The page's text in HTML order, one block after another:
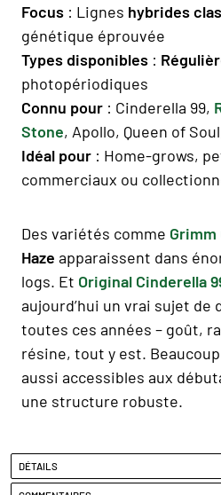
Focus : Lignes hybrides
génétique éprouvée
Types disponibles :
photopériodiques
Connu pour : Cinderella 99,
Stone, Apollo, Queen of
Idéal pour : Home-grows,
commerciaux ou
Des variétés comme Grimm
Haze apparaissent dans
logs. Et Original Cinderella
aujourd’hui un vrai sujet de
toutes ces années – goût,
résine, tout y est.
aussi accessibles aux
une structure robuste.
DÉTAILS